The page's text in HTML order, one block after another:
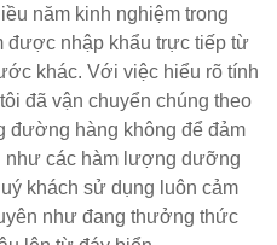
năm kinh nghiệm trong
được nhập khẩu trực tiếp từ
khác. Với việc hiểu rõ tính
đã vận chuyển chúng theo
đường hàng không để đảm
như các hàm lượng dưỡng
khách sử dụng luôn cảm
như đang thưởng thức